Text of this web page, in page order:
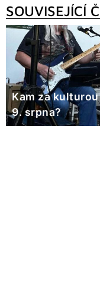
SOUVISEJÍCÍ
Kam za
9. srpna?